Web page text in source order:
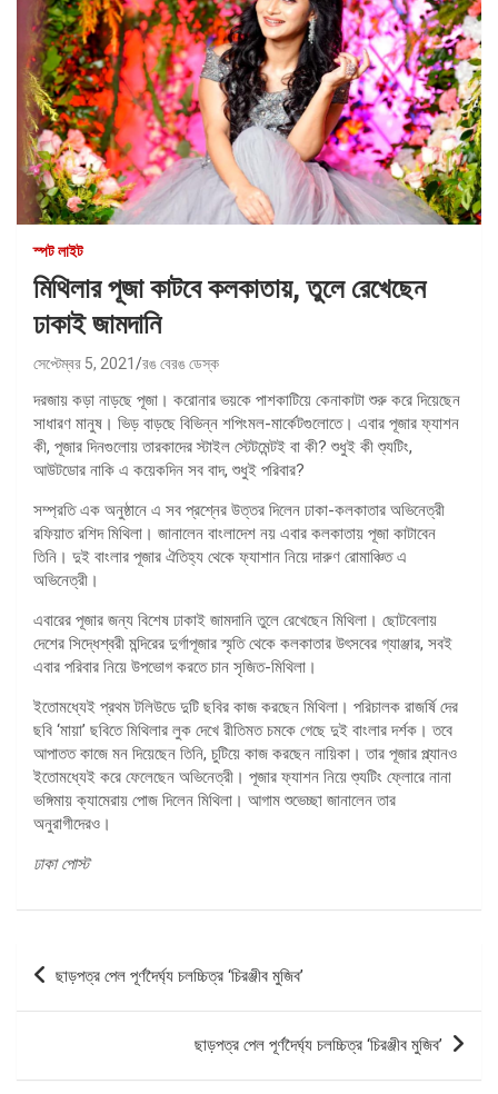
স্পট লাইট
মিথিলার পূজা কাটবে কলকাতায়, তুলে রেখেছেন
ঢাকাই জামদানি
সেপ্টেম্বর 5, 2021 রঙ বেরঙ ডেস্ক
দরজায় কড়া নাড়ছে পূজা। করোনার ভয়কে পাশকাটিয়ে কেনাকাটা শুরু করে দিয়েছেন
সাধারণ মানুষ। ভিড় বাড়ছে বিভিন্ন শপিংমল-মার্কেটগুলোতে। এবার পূজার ফ্যাশন
কী, পূজার দিনগুলোয় তারকাদের স্টাইল স্টেটমেন্টই বা কী? শুধুই কী শ্যুটিং,
আউটডোর নাকি এ কয়েকদিন সব বাদ, শুধুই পরিবার?
সম্প্রতি এক অনুষ্ঠানে এ সব প্রশ্নের উত্তর দিলেন ঢাকা-কলকাতার অভিনেত্রী
রফিয়াত রশিদ মিথিলা। জানালেন বাংলাদেশ নয় এবার কলকাতায় পূজা কাটাবেন
তিনি। দুই বাংলার পূজার ঐতিহ্য থেকে ফ্যাশান নিয়ে দারুণ রোমাঞ্চিত এ
অভিনেত্রী।
এবারের পূজার জন্য বিশেষ ঢাকাই জামদানি তুলে রেখেছেন মিথিলা। ছোটবেলায়
দেশের সিদ্ধেশ্বরী মন্দিরের দুর্গাপূজার স্মৃতি থেকে কলকাতার উৎসবের গ্যাঞ্জার, সবই
এবার পরিবার নিয়ে উপভোগ করতে চান সৃজিত-মিথিলা।
ইতোমধ্যেই প্রথম টলিউডে দুটি ছবির কাজ করছেন মিথিলা। পরিচালক রাজর্ষি দের
ছবি ‘মায়া’ ছবিতে মিথিলার লুক দেখে রীতিমত চমকে গেছে দুই বাংলার দর্শক। তবে
আপাতত কাজে মন দিয়েছেন তিনি, চুটিয়ে কাজ করছেন নায়িকা। তার পূজার প্ল্যানও
ইতোমধ্যেই করে ফেলেছেন অভিনেত্রী। পূজার ফ্যাশন নিয়ে শ্যুটিং ফ্লোরে নানা
ভঙ্গিমায় ক্যামেরায় পোজ দিলেন মিথিলা। আগাম শুভেচ্ছা জানালেন তার
অনুরাগীদেরও।
ঢাকা পোস্ট
পোস্ট
ন্যাভিগেশন
ছাড়পত্র পেল পূর্ণদৈর্ঘ্য চলচ্চিত্র ‘চিরঞ্জীব মুজিব’
ছাড়পত্র পেল পূর্ণদৈর্ঘ্য চলচ্চিত্র ‘চিরঞ্জীব মুজিব’